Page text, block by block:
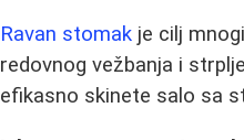
Ravan stomak je cilj
redovnog vežbanja i
efikasno skinete salo sa